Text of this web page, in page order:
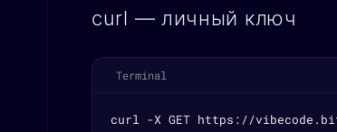
curl — личный ключ
Terminal
curl -X GET https://